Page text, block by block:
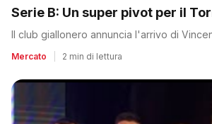
Serie B: Un super pivot per il
Il club giallonero annuncia l'arrivo di
Mercato 2 min di lettura